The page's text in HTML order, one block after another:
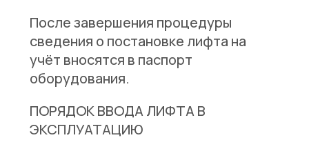
После завершения процедуры
сведения о постановке лифта на
учёт вносятся в паспорт
оборудования.
ПОРЯДОК ВВОДА ЛИФТА В
ЭКСПЛУАТАЦИЮ